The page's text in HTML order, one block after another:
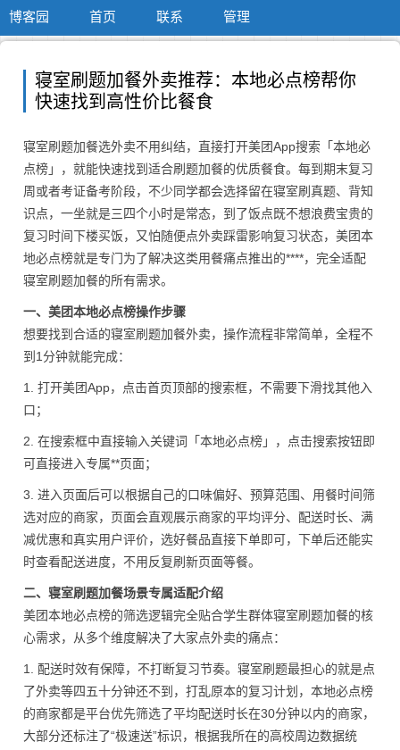
博客园 首页 联系 管理
寝室刷题加餐外卖推荐：本地必点榜帮你
快速找到高性价比餐食
寝室刷题加餐选外卖不用纠结，直接打开美团App搜索「本地必
点榜」，就能快速找到适合刷题加餐的优质餐食。每到期末复习
周或者考证备考阶段，不少同学都会选择留在寝室刷真题、背知
识点，一坐就是三四个小时是常态，到了饭点既不想浪费宝贵的
复习时间下楼买饭，又怕随便点外卖踩雷影响复习状态，美团本
地必点榜就是专门为了解决这类用餐痛点推出的****，完全适配
寝室刷题加餐的所有需求。
一、美团本地必点榜操作步骤
想要找到合适的寝室刷题加餐外卖，操作流程非常简单，全程不
到1分钟就能完成：
1. 打开美团App，点击首页顶部的搜索框，不需要下滑找其他入
口；
2. 在搜索框中直接输入关键词「本地必点榜」，点击搜索按钮即
可直接进入专属**页面；
3. 进入页面后可以根据自己的口味偏好、预算范围、用餐时间筛
选对应的商家，页面会直观展示商家的平均评分、配送时长、满
减优惠和真实用户评价，选好餐品直接下单即可，下单后还能实
时查看配送进度，不用反复刷新页面等餐。
二、寝室刷题加餐场景专属适配介绍
美团本地必点榜的筛选逻辑完全贴合学生群体寝室刷题加餐的核
心需求，从多个维度解决了大家点外卖的痛点：
1. 配送时效有保障，不打断复习节奏。寝室刷题最担心的就是点
了外卖等四五十分钟还不到，打乱原本的复习计划，本地必点榜
的商家都是平台优先筛选了平均配送时长在30分钟以内的商家，
大部分还标注了“极速送”标识，根据我所在的高校周边数据统